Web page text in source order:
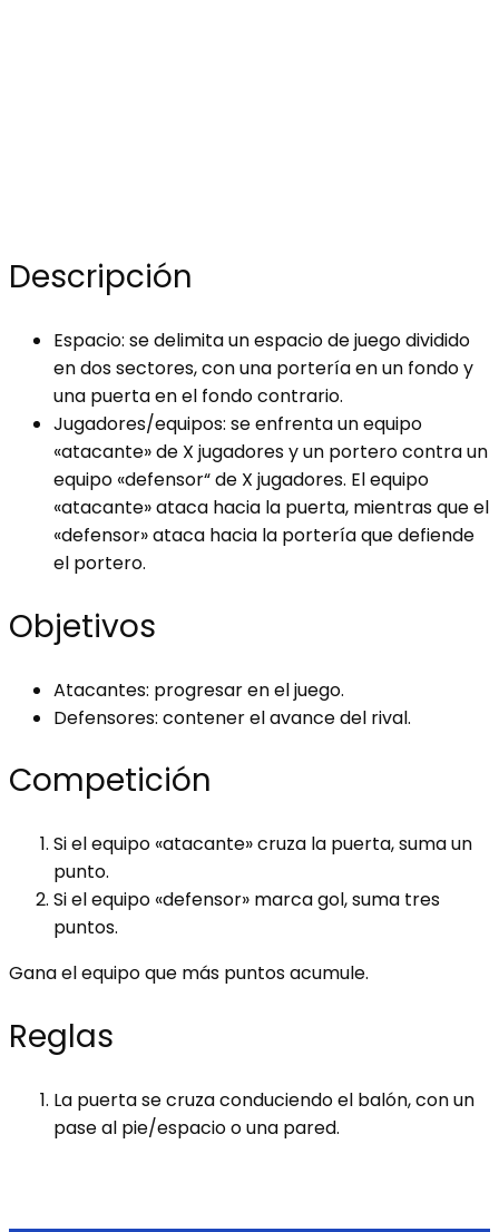
Descripción
Espacio: se delimita un espacio de juego dividido
en dos sectores, con una portería en un fondo y
una puerta en el fondo contrario.
Jugadores/equipos: se enfrenta un equipo
«atacante» de X jugadores y un portero contra un
equipo «defensor“ de X jugadores. El equipo
«atacante» ataca hacia la puerta, mientras que el
«defensor» ataca hacia la portería que defiende
el portero.
Objetivos
Atacantes: progresar en el juego.
Defensores: contener el avance del rival.
Competición
Si el equipo «atacante» cruza la puerta, suma un
punto.
Si el equipo «defensor» marca gol, suma tres
puntos.
Gana el equipo que más puntos acumule.
Reglas
La puerta se cruza conduciendo el balón, con un
pase al pie/espacio o una pared.